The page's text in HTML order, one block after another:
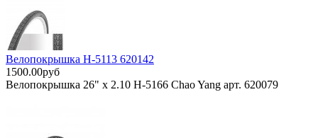
Велопокрышка H-5113 620142
1500.00руб
Велопокрышка 26" х 2.10 H-5166 Chao Yang арт. 620079